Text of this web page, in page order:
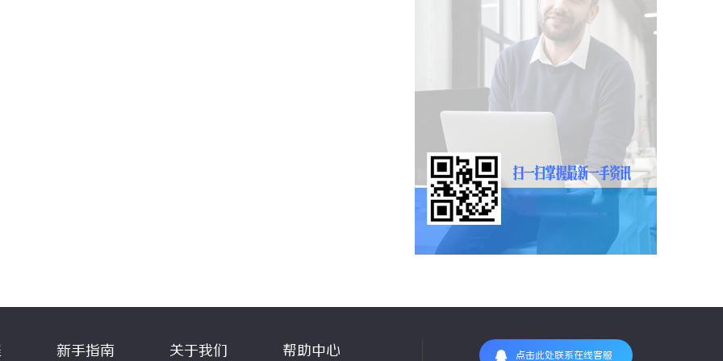
新手指南 关于我们 帮助中心 点击此处联系在线客服